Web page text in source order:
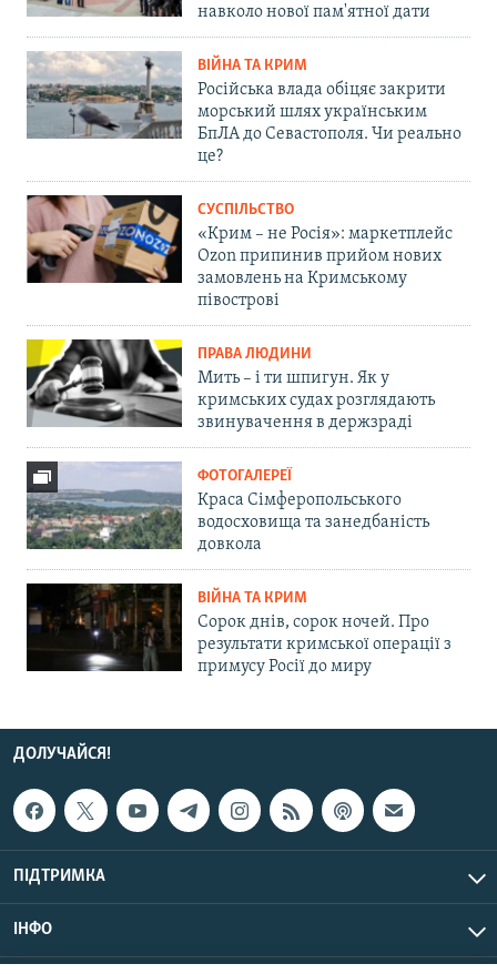
навколо нової пам'ятної дати
ВІЙНА ТА КРИМ
Російська влада обіцяє закрити
морський шлях українським
БпЛА до Севастополя. Чи реально
це?
СУСПІЛЬСТВО
«Крим – не Росія»: маркетплейс
Ozon припинив прийом нових
замовлень на Кримському
півострові
ПРАВА ЛЮДИНИ
Мить – і ти шпигун. Як у
кримських судах розглядають
звинувачення в держзраді
ФОТОГАЛЕРЕЇ
Краса Сімферопольського
водосховища та занедбаність
довкола
ВІЙНА ТА КРИМ
Сорок днів, сорок ночей. Про
результати кримської операції з
примусу Росії до миру
ДОЛУЧАЙСЯ!
ПІДТРИМКА
ІНФО